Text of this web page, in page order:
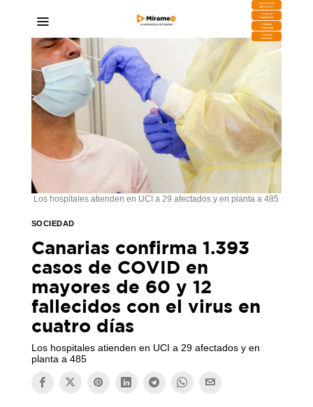
DESCARGA
MIRAPLAY
Buzón de
Sugerencias
Contratar
Publicidad
Contacto
Comercial
Los hospitales atienden en UCI a 29 afectados y en planta a 485
SOCIEDAD
Canarias confirma 1.393
casos de COVID en
mayores de 60 y 12
fallecidos con el virus en
cuatro días
Los hospitales atienden en UCI a 29 afectados y en
planta a 485